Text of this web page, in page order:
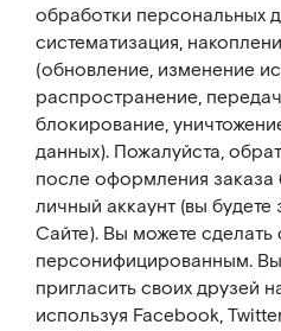
обработки персональных
систематизация,
(обновление, изменение
распространение,
блокирование,
данных). Пожалуйста,
после оформления заказа
личный аккаунт (вы
Сайте). Вы можете сделать
персонифицированным.
пригласить своих друзей
используя Facebook,